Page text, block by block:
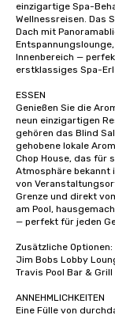
einzigartige Spa-
Wellnessreisen. Das
Dach mit
Innenbereich —
erstklassiges Spa-
ESSEN
Genießen Sie die
neun einzigartigen
gehören das Blind
gehobene lokale
Chop House, das für
Atmosphäre bekannt
von
Grenze und direkt
am Pool,
— perfekt für jeden
Zusätzliche Optionen:
Jim Bobs Lobby
Travis Pool Bar &
ANNEHMLICHKEITEN
Eine Fülle von